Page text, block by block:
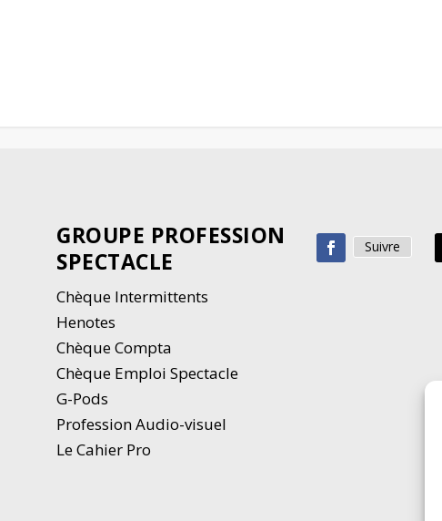
GROUPE PROFESSION
SPECTACLE
Chèque Intermittents
Henotes
Chèque Compta
Chèque Emploi Spectacle
G-Pods
Profession Audio-visuel
Le Cahier Pro
Suivre